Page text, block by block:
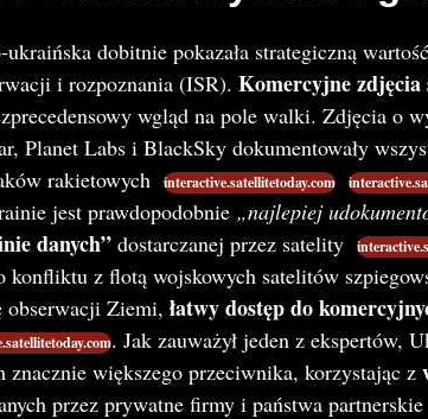
dobitnie pokazała strategiczną
i rozpoznania (ISR). Komercyjne zdjęcia
wgląd na pole walki. Zdjęcia o
Planet Labs i BlackSky dokumentowały
rakietowych
interactive.satellitetoday.com
jest prawdopodobnie „najlepiej
danych”dostarczanej przez satelity
konfliktu z flotą wojskowych satelitów
Ziemi, łatwy dostęp do
. Jak zauważył jeden z ekspertów,
znacznie większego przeciwnika, korzystając z
przez prywatne firmy i państwa partnerskie